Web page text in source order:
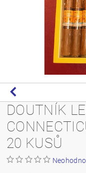
DOUTNÍK
20 KUSŮ